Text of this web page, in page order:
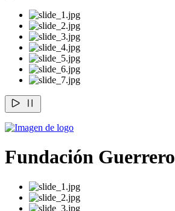
Fundación Guerrero